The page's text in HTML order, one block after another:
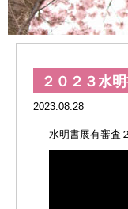
２０２３水
2023.08.28
水明書展有審査